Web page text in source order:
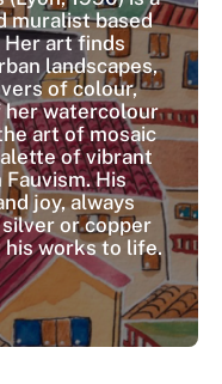
muralist based
Her art finds
landscapes,
of colour,
her watercolour
art of mosaic
of vibrant
His
joy, always
or copper
works to life.